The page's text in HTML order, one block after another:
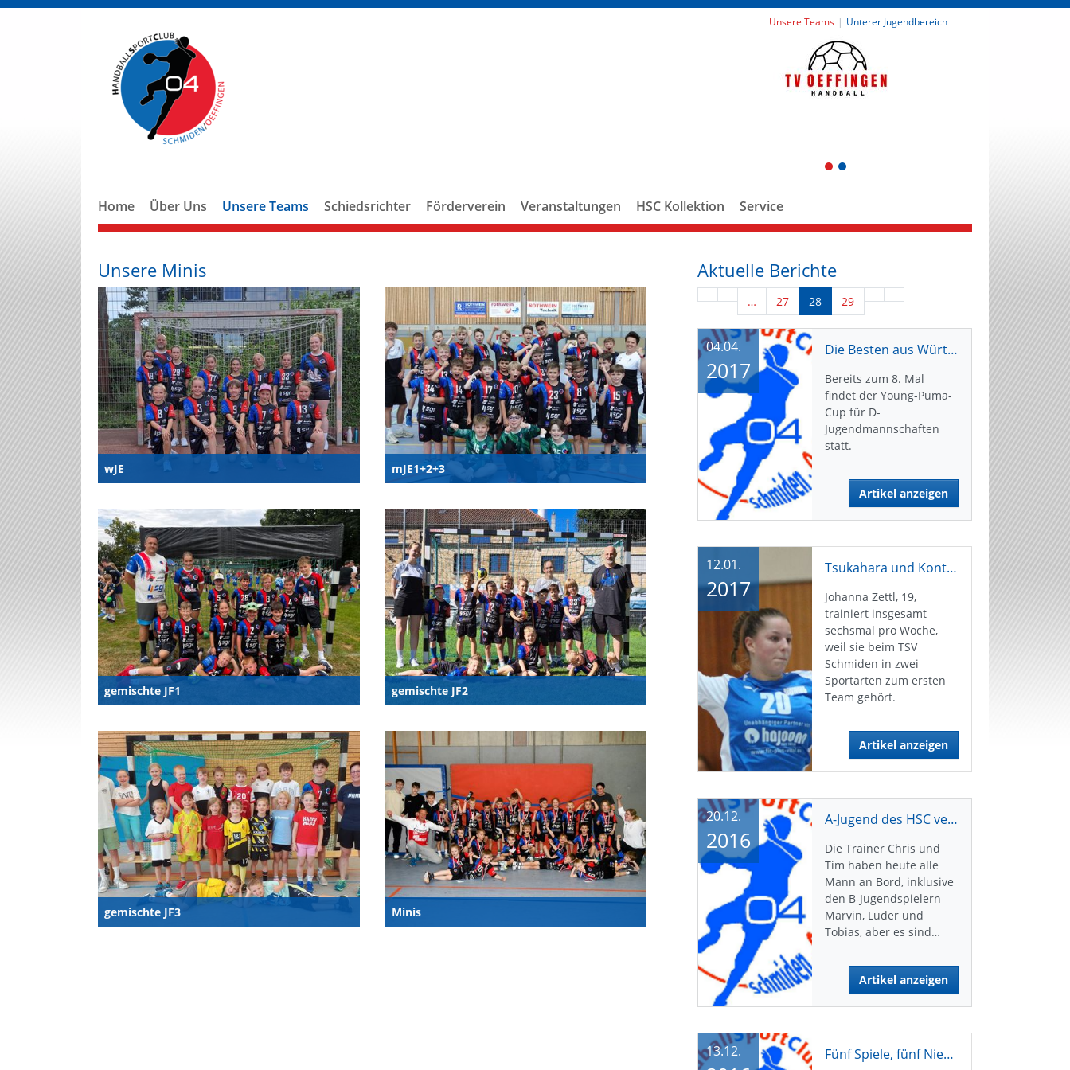
Unsere Teams Unterer Jugendbereich
1 2
Home Über Uns Unsere Teams Schiedsrichter Förderverein Veranstaltungen HSC Kollektion Service
Unsere Minis
wJE mJE1+2+3
gemischte JF1 gemischte JF2
gemischte JF3 Minis
Aktuelle Berichte
… 27 28 29
Die Besten aus Württemberg zu Gast beim HSC
Bereits zum 8. Mal
findet der Young-Puma-
Cup für D-
Jugendmannschaften
statt.
Artikel anzeigen
04.04.
2017
Tsukahara und Konterqualitäten
Johanna Zettl, 19,
trainiert insgesamt
sechsmal pro Woche,
weil sie beim TSV
Schmiden in zwei
Sportarten zum ersten
Team gehört.
Artikel anzeigen
12.01.
2017
A-Jugend des HSC verliert gegen Kornwestheim
Die Trainer Chris und
Tim haben heute alle
Mann an Bord, inklusive
den B-Jugendspielern
Marvin, Lüder und
Tobias, aber es sind…
Artikel anzeigen
20.12.
2016
Fünf Spiele, fünf Niederlagen
13.12.